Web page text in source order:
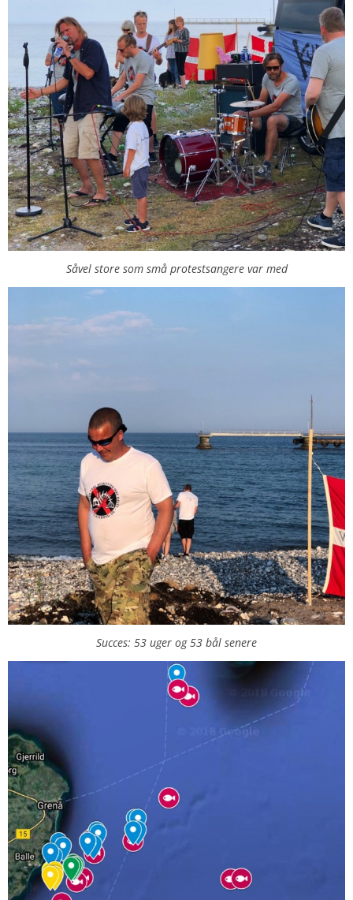
Såvel store som små protestsangere var med
Succes: 53 uger og 53 bål senere